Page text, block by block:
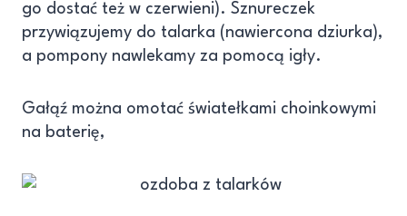
go dostać też w czerwieni). Sznureczek
przywiązujemy do talarka (nawiercona dziurka),
a pompony nawlekamy za pomocą igły.
Gałąź można omotać światełkami choinkowymi
na baterię,